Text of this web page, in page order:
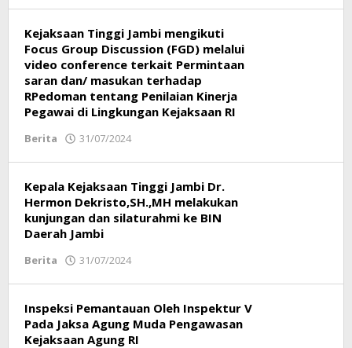
Kejaksaan Tinggi Jambi mengikuti
Focus Group Discussion (FGD) melalui
video conference terkait Permintaan
saran dan/ masukan terhadap
RPedoman tentang Penilaian Kinerja
Pegawai di Lingkungan Kejaksaan RI
Berita 31/07/2024
Kepala Kejaksaan Tinggi Jambi Dr.
Hermon Dekristo,SH.,MH melakukan
kunjungan dan silaturahmi ke BIN
Daerah Jambi
Berita 31/07/2024
Inspeksi Pemantauan Oleh Inspektur V
Pada Jaksa Agung Muda Pengawasan
Kejaksaan Agung RI